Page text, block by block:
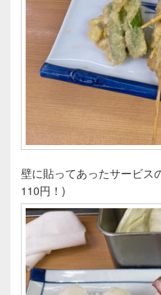
壁に貼ってあったサービス
110円！)